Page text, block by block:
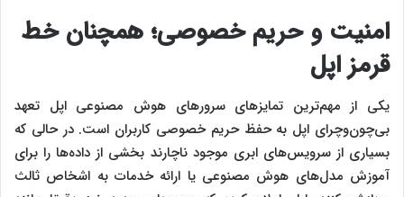
امنیت و حریم خصوصی؛ همچنان خط
قرمز اپل
یکی از مهم‌ترین تمایزهای سرورهای هوش مصنوعی اپل تعهد
بی‌چون‌وچرای اپل به حفظ حریم خصوصی کاربران است. در حالی که
بسیاری از سرویس‌های ابری موجود ناچارند بخشی از داده‌ها را برای
آموزش مدل‌های هوش مصنوعی یا ارائه خدمات به اشخاص ثالث